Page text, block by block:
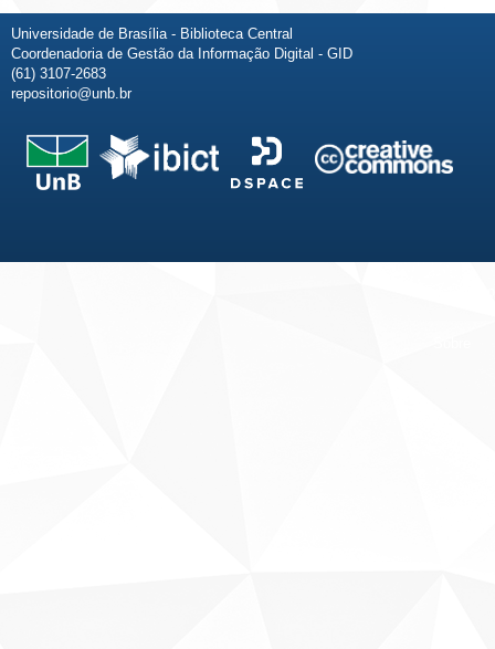
Universidade de Brasília - Biblioteca Central
Coordenadoria de Gestão da Informação Digital - GID
(61) 3107-2683
repositorio@unb.br